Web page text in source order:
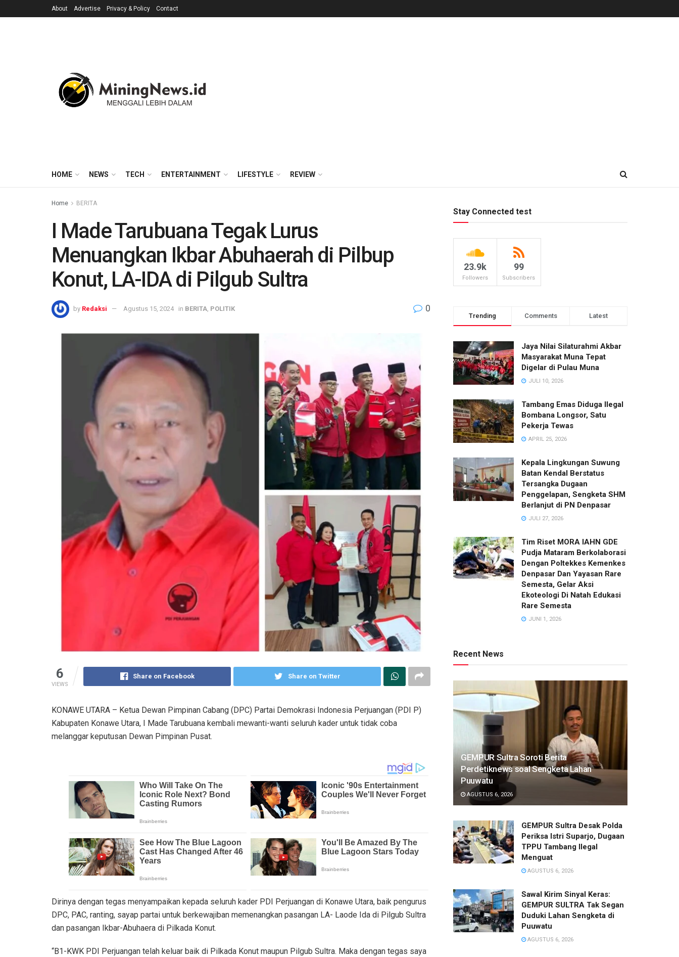
About Advertise Privacy & Policy Contact
HOME NEWS TECH ENTERTAINMENT LIFESTYLE REVIEW
Home BERITA
I Made Tarubuana Tegak Lurus
Menuangkan Ikbar Abuhaerah di Pilbup
Konut, LA-IDA di Pilgub Sultra
by Redaksi Agustus 15, 2024 in BERITA POLITIK 0
6
VIEWS
Share on Facebook Share on Twitter
KONAWE UTARA – Ketua Dewan Pimpinan Cabang (DPC) Partai Demokrasi Indonesia Perjuangan (PDI P)
Kabupaten Konawe Utara, I Made Tarubuana kembali mewanti-wanti seluruh kader untuk tidak coba
melanggar keputusan Dewan Pimpinan Pusat.
Dirinya dengan tegas menyampaikan kepada seluruh kader PDI Perjuangan di Konawe Utara, baik pengurus
DPC, PAC, ranting, sayap partai untuk berkewajiban memenangkan pasangan LA- Laode Ida di Pilgub Sultra
dan pasangan Ikbar-Abuhaera di Pilkada Konut.
“B1-KWK PDI Perjuangan telah keluar baik di Pilkada Konut maupun Pilgub Sultra. Maka dengan tegas saya
Stay Connected test
23.9k
Followers
99
Subscribers
Trending Comments Latest
Jaya Nilai Silaturahmi Akbar
Masyarakat Muna Tepat
Digelar di Pulau Muna
JULI 10, 2026
Tambang Emas Diduga Ilegal
Bombana Longsor, Satu
Pekerja Tewas
APRIL 25, 2026
Kepala Lingkungan Suwung
Batan Kendal Berstatus
Tersangka Dugaan
Penggelapan, Sengketa SHM
Berlanjut di PN Denpasar
JULI 27, 2026
Tim Riset MORA IAHN GDE
Pudja Mataram Berkolaborasi
Dengan Poltekkes Kemenkes
Denpasar Dan Yayasan Rare
Semesta, Gelar Aksi
Ekoteologi Di Natah Edukasi
Rare Semesta
JUNI 1, 2026
Recent News
GEMPUR Sultra Soroti Berita
Perdetiknews soal Sengketa Lahan
Puuwatu
AGUSTUS 6, 2026
GEMPUR Sultra Desak Polda
Periksa Istri Suparjo, Dugaan
TPPU Tambang Ilegal
Menguat
AGUSTUS 6, 2026
Sawal Kirim Sinyal Keras:
GEMPUR SULTRA Tak Segan
Duduki Lahan Sengketa di
Puuwatu
AGUSTUS 6, 2026